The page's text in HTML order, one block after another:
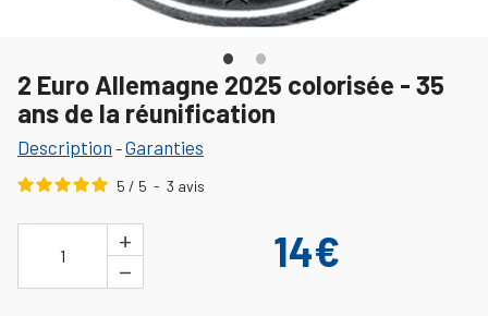
2 Euro Allemagne 2025 colorisée - 35
ans de la réunification
Description -Garanties
5 / 5 - 3 avis
1
+
−
14€